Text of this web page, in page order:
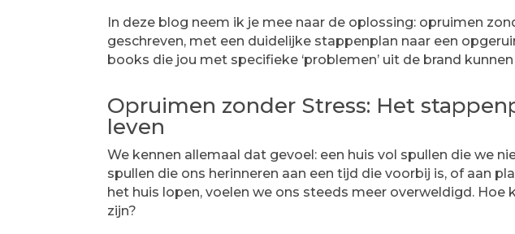
In deze blog neem ik je mee naar de oplossing: opruimen
geschreven, met een duidelijke stappenplan naar een
books die jou met specifieke ‘problemen’ uit de brand
Opruimen zonder Stress: Het
leven
We kennen allemaal dat gevoel: een huis vol spullen die we
spullen die ons herinneren aan een tijd die voorbij is, of aan
het huis lopen, voelen we ons steeds meer overweldigd.
zijn?